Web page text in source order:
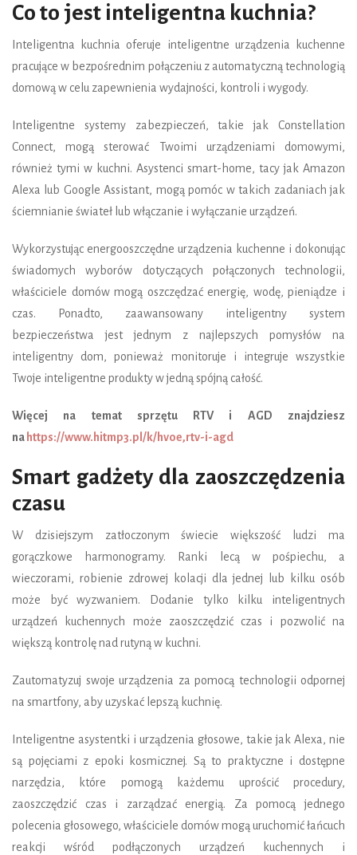
Co to jest inteligentna kuchnia?
Inteligentna kuchnia oferuje inteligentne urządzenia kuchenne
pracujące w bezpośrednim połączeniu z automatyczną technologią
domową w celu zapewnienia wydajności, kontroli i wygody.
Inteligentne systemy zabezpieczeń, takie jak Constellation
Connect, mogą sterować Twoimi urządzeniami domowymi,
również tymi w kuchni. Asystenci smart-home, tacy jak Amazon
Alexa lub Google Assistant, mogą pomóc w takich zadaniach jak
ściemnianie świateł lub włączanie i wyłączanie urządzeń.
Wykorzystując energooszczędne urządzenia kuchenne i dokonując
świadomych wyborów dotyczących połączonych technologii,
właściciele domów mogą oszczędzać energię, wodę, pieniądze i
czas. Ponadto, zaawansowany inteligentny system
bezpieczeństwa jest jednym z najlepszych pomysłów na
inteligentny dom, ponieważ monitoruje i integruje wszystkie
Twoje inteligentne produkty w jedną spójną całość.
Więcej na temat sprzętu RTV i AGD znajdziesz
na https://www.hitmp3.pl/k/hvoe,rtv-i-agd
Smart gadżety dla zaoszczędzenia
czasu
W dzisiejszym zatłoczonym świecie większość ludzi ma
gorączkowe harmonogramy. Ranki lecą w pośpiechu, a
wieczorami, robienie zdrowej kolacji dla jednej lub kilku osób
może być wyzwaniem. Dodanie tylko kilku inteligentnych
urządzeń kuchennych może zaoszczędzić czas i pozwolić na
większą kontrolę nad rutyną w kuchni.
Zautomatyzuj swoje urządzenia za pomocą technologii odpornej
na smartfony, aby uzyskać lepszą kuchnię.
Inteligentne asystentki i urządzenia głosowe, takie jak Alexa, nie
są pojęciami z epoki kosmicznej. Są to praktyczne i dostępne
narzędzia, które pomogą każdemu uprościć procedury,
zaoszczędzić czas i zarządzać energią. Za pomocą jednego
polecenia głosowego, właściciele domów mogą uruchomić łańcuch
reakcji wśród podłączonych urządzeń kuchennych i